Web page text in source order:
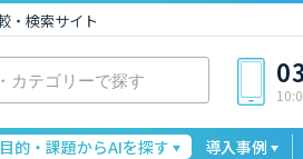
・検索サイト
目的・課題からAIを探す 導入事例